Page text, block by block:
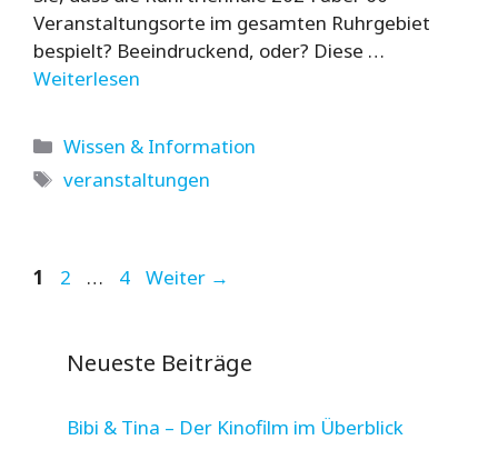
Veranstaltungsorte im gesamten Ruhrgebiet
bespielt? Beeindruckend, oder? Diese …
Weiterlesen
Kategorien
Wissen & Information
Schlagwörter
veranstaltungen
Seite
1 Seite
2 … Seite
4 Weiter →
Neueste Beiträge
Bibi & Tina – Der Kinofilm im Überblick